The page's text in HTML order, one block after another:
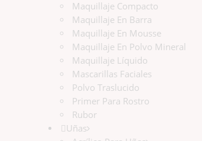
Maquillaje Compacto
Maquillaje En Barra
Maquillaje En Mousse
Maquillaje En Polvo Mineral
Maquillaje Líquido
Mascarillas Faciales
Polvo Traslucido
Primer Para Rostro
Rubor
Uñas